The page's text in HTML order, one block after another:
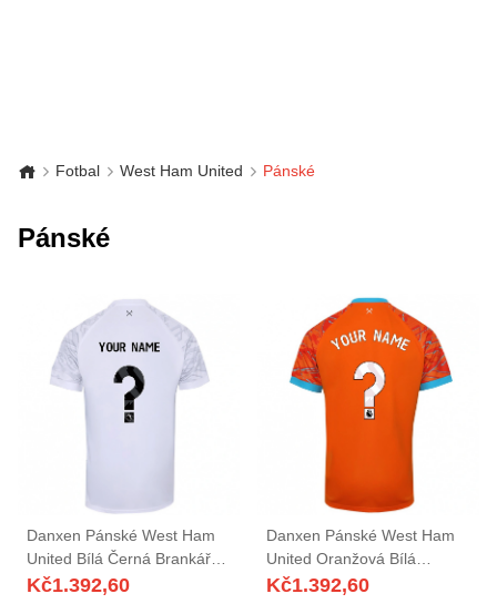
Fotbal West Ham United Pánské
Pánské
Danxen Pánské West Ham
United Bílá Černá Brankář
Dresy 2025/26 Dres
Kč1.392,60
Danxen Pánské West Ham
United Oranžová Bílá
Brankář Dresy 2025/26 Dres
Kč1.392,60